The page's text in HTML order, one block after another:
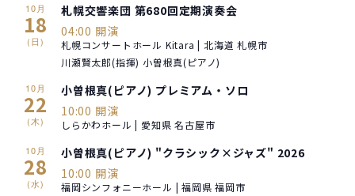
10月
18
(日)
札幌交響楽団 第680回定期演奏会
04:00 開演
札幌コンサートホール Kitara | 北海道 札幌市
川瀬賢太郎(指揮) 小曽根真(ピアノ)
10月
22
(木)
小曽根真(ピアノ) プレミアム・ソロ
10:00 開演
しらかわホール | 愛知県 名古屋市
10月
28
(水)
小曽根真(ピアノ) "クラシック×ジャズ" 2026
10:00 開演
福岡シンフォニーホール | 福岡県 福岡市